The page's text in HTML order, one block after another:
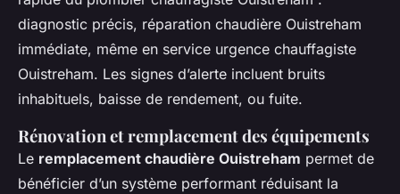
diagnostic précis, réparation chaudière Ouistreham
immédiate, même en service urgence chauffagiste
Ouistreham. Les signes d’alerte incluent bruits
inhabituels, baisse de rendement, ou fuite.
Rénovation et remplacement des équipements
Le remplacement chaudière Ouistreham permet de
bénéficier d’un système performant réduisant la